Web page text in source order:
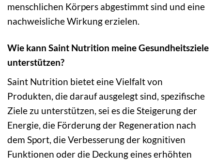
menschlichen Körpers abgestimmt sind und eine
nachweisliche Wirkung erzielen.
Wie kann Saint Nutrition meine Gesundheitsziele
unterstützen?
Saint Nutrition bietet eine Vielfalt von
Produkten, die darauf ausgelegt sind, spezifische
Ziele zu unterstützen, sei es die Steigerung der
Energie, die Förderung der Regeneration nach
dem Sport, die Verbesserung der kognitiven
Funktionen oder die Deckung eines erhöhten